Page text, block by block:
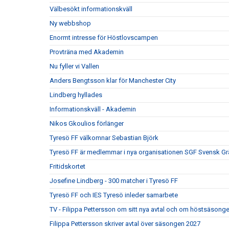
Välbesökt informationskväll
Ny webbshop
Enormt intresse för Höstlovscampen
Provträna med Akademin
Nu fyller vi Vallen
Anders Bengtsson klar för Manchester City
Lindberg hyllades
Informationskväll - Akademin
Nikos Gkoulios förlänger
Tyresö FF välkomnar Sebastian Björk
Tyresö FF är medlemmar i nya organisationen SGF Svensk
Fritidskortet
Josefine Lindberg - 300 matcher i Tyresö FF
Tyresö FF och IES Tyresö inleder samarbete
TV - Filippa Pettersson om sitt nya avtal och om
Filippa Pettersson skriver avtal över säsongen 2027